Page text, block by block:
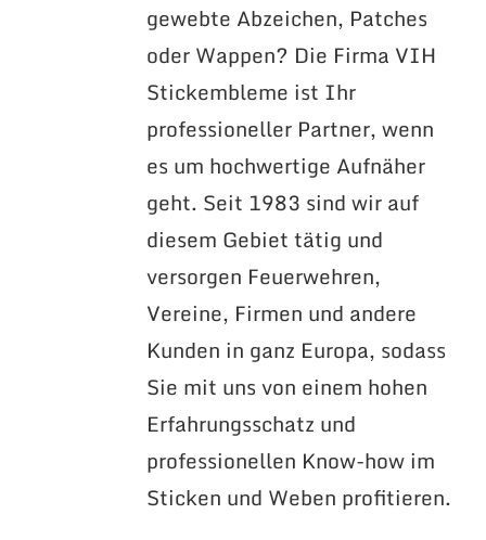
gewebte Abzeichen, Patches
oder Wappen? Die Firma VIH
Stickembleme ist Ihr
professioneller Partner, wenn
es um hochwertige Aufnäher
geht. Seit 1983 sind wir auf
diesem Gebiet tätig und
versorgen Feuerwehren,
Vereine, Firmen und andere
Kunden in ganz Europa, sodass
Sie mit uns von einem hohen
Erfahrungsschatz und
professionellen Know-how im
Sticken und Weben profitieren.